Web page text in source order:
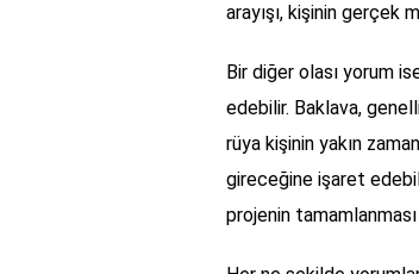
arayışı, kişinin gerçek
Bir diğer olası yorum
edebilir. Baklava,
rüya kişinin yakın
gireceğine işaret
projenin